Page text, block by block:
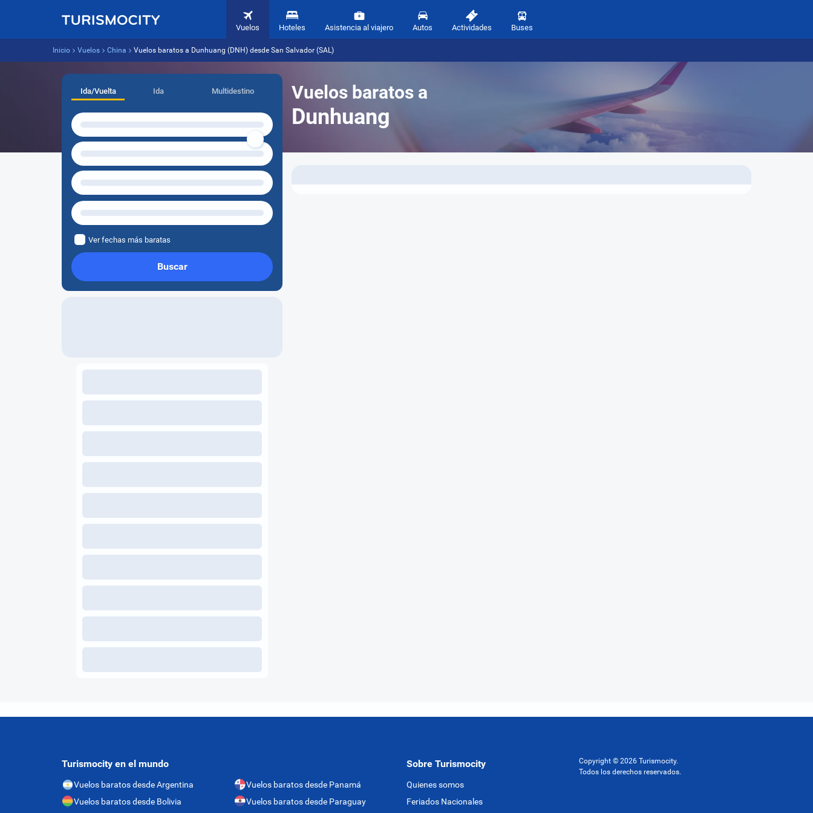
Vuelos Hoteles Asistencia al viajero Autos Actividades Buses
Inicio Vuelos China Vuelos baratos a Dunhuang (DNH) desde San Salvador (SAL)
Vuelos baratos a
Dunhuang
Ida/Vuelta Ida Multidestino
Ver fechas más baratas
Buscar
Turismocity en el mundo
Vuelos baratos desde Argentina
Vuelos baratos desde Bolivia
Vuelos baratos desde Panamá
Vuelos baratos desde Paraguay
Sobre Turismocity
Quienes somos
Feriados Nacionales
Copyright © 2026 Turismocity.
Todos los derechos reservados.